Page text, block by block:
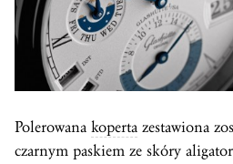
Polerowana koperta zestawiona
czarnym paskiem ze skóry